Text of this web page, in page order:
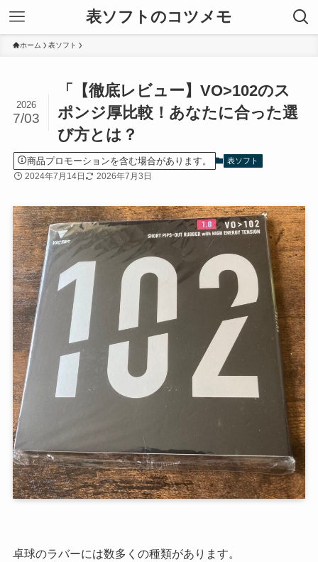
表ソフトのコツメモ
ホーム 表ソフト
「【徹底レビュー】VO>102のス
ポンジ厚比較！あなたに合った選
び方とは？
2026
7/03
商品プロモーションを含む場合があります。 表ソフト
2024年7月14日 2026年7月3日
卓球のラバーには数多くの種類があります。